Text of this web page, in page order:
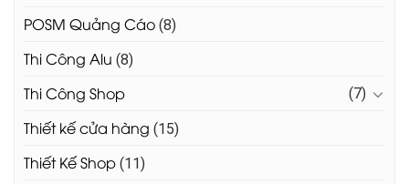
POSM Quảng Cáo (8)
Thi Công Alu (8)
Thi Công Shop (7)
Thiết kế cửa hàng (15)
Thiết Kế Shop (11)